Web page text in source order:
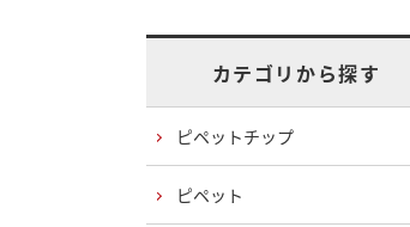
カテゴリから探す
ピペットチップ
ピペット